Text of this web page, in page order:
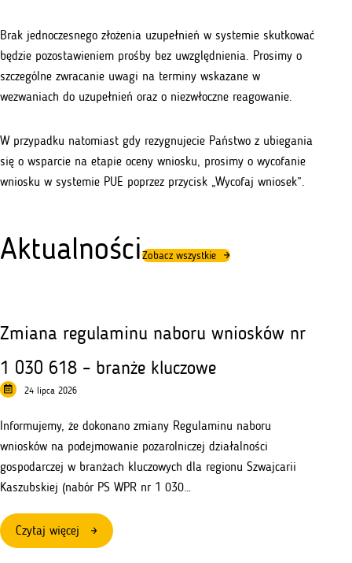
Brak jednoczesnego złożenia uzupełnień w systemie skutkować
będzie pozostawieniem prośby bez uwzględnienia. Prosimy o
szczególne zwracanie uwagi na terminy wskazane w
wezwaniach do uzupełnień oraz o niezwłoczne reagowanie.
W przypadku natomiast gdy rezygnujecie Państwo z ubiegania
się o wsparcie na etapie oceny wniosku, prosimy o wycofanie
wniosku w systemie PUE poprzez przycisk „Wycofaj wniosek”.
AktualnościZobacz wszystkie
Zmiana regulaminu naboru wniosków nr
1 030 618 – branże kluczowe
24 lipca 2026
Informujemy, że dokonano zmiany Regulaminu naboru
wniosków na podejmowanie pozarolniczej działalności
gospodarczej w branżach kluczowych dla regionu Szwajcarii
Kaszubskiej (nabór PS WPR nr 1 030…
Czytaj więcej
Zmiana